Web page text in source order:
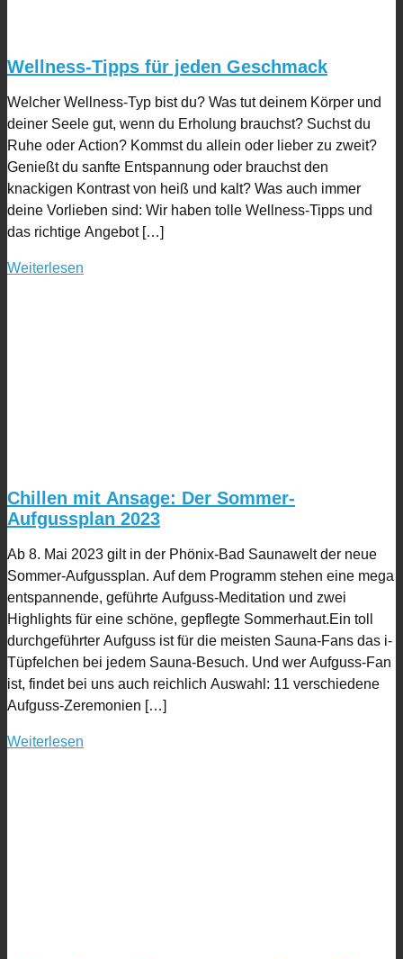
Wellness-Tipps für jeden Geschmack
Welcher Wellness-Typ bist du? Was tut deinem Körper und
deiner Seele gut, wenn du Erholung brauchst? Suchst du
Ruhe oder Action? Kommst du allein oder lieber zu zweit?
Genießt du sanfte Entspannung oder brauchst den
knackigen Kontrast von heiß und kalt? Was auch immer
deine Vorlieben sind: Wir haben tolle Wellness-Tipps und
das richtige Angebot […]
Weiterlesen
Chillen mit Ansage: Der Sommer-
Aufgussplan 2023
Ab 8. Mai 2023 gilt in der Phönix-Bad Saunawelt der neue
Sommer-Aufgussplan. Auf dem Programm stehen eine mega
entspannende, geführte Aufguss-Meditation und zwei
Highlights für eine schöne, gepflegte Sommerhaut.Ein toll
durchgeführter Aufguss ist für die meisten Sauna-Fans das i-
Tüpfelchen bei jedem Sauna-Besuch. Und wer Aufguss-Fan
ist, findet bei uns auch reichlich Auswahl: 11 verschiedene
Aufguss-Zeremonien […]
Weiterlesen